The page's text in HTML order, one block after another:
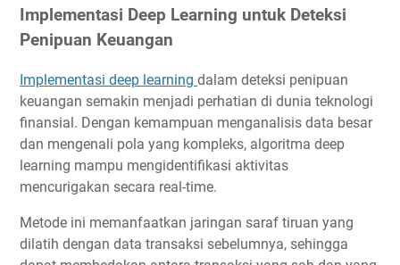
Implementasi Deep Learning untuk Deteksi
Penipuan Keuangan
Implementasi deep learning dalam deteksi penipuan
keuangan semakin menjadi perhatian di dunia teknologi
finansial. Dengan kemampuan menganalisis data besar
dan mengenali pola yang kompleks, algoritma deep
learning mampu mengidentifikasi aktivitas
mencurigakan secara real-time.
Metode ini memanfaatkan jaringan saraf tiruan yang
dilatih dengan data transaksi sebelumnya, sehingga